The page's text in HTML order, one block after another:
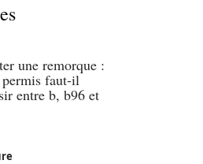
une remorque :
faut-il
entre b, b96 et